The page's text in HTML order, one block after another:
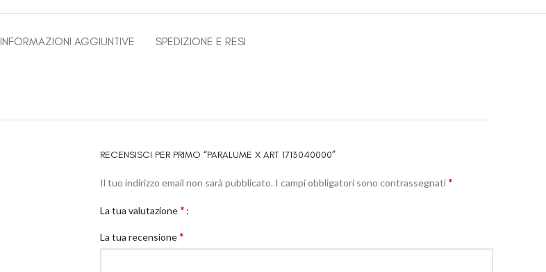
INFORMAZIONI AGGIUNTIVE SPEDIZIONE E RESI
RECENSISCI PER PRIMO “PARALUME X ART 1713040000”
Il tuo indirizzo email non sarà pubblicato. I campi obbligatori sono contrassegnati*
La tua valutazione*
La tua recensione*